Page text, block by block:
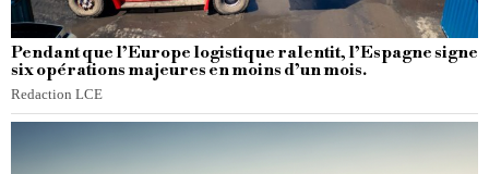
Pendant que l’Europe logistique ralentit, l’Espagne signe
six opérations majeures en moins d’un mois.
Redaction LCE